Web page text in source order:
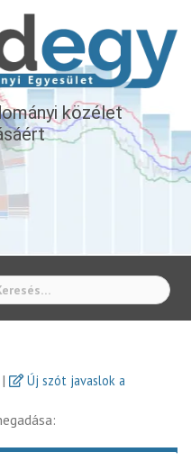
közélet
|
Új szót javaslok a